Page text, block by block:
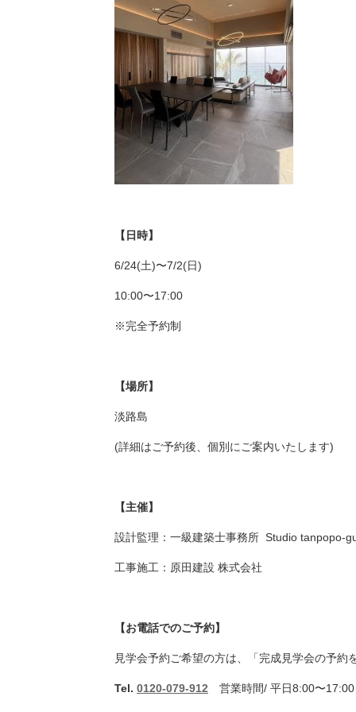
【日時】
6/24(土)〜7/2(日)
10:00〜17:00
※完全予約制
【場所】
淡路島
(詳細はご予約後、個別にご案内いたします)
【主催】
設計監理：一級建築士事務所 Studio tanpopo-
工事施工：原田建設 株式会社
【お電話でのご予約】
見学会予約ご希望の方は、「完成見学会の予
Tel. 0120-079-912 営業時間/ 平日8:00〜17:00